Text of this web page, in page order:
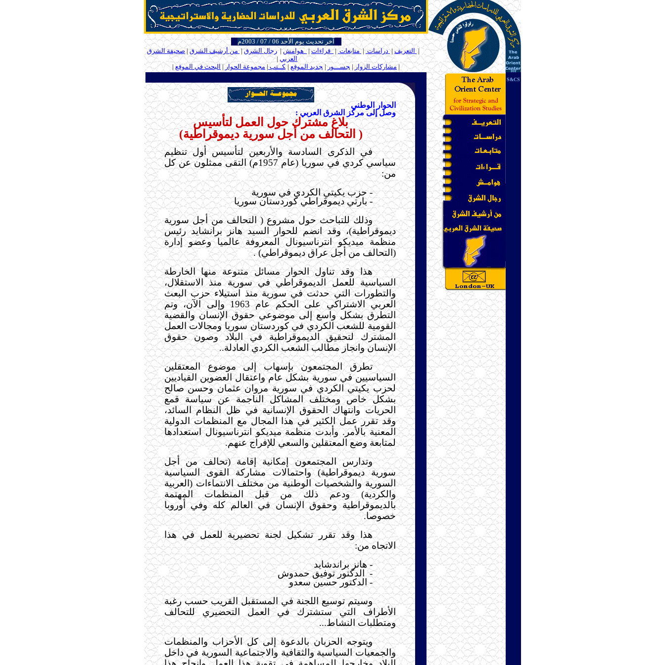
آخر تحديث يوم الأحد 06 / 07 / 2003م
ــ |التعريف |دراسات |متابعات| قراءات| هوامش| رجال الشرق| من أرشيف الشرق|صحيفة الشرق
العربي |ـ
|مشاركات الزوار| جســـور|ـجديد الموقع|ـكــتب| مجموعة الحوار | البحث في الموقع|ـ
الحوار الوطني
وصل إلى مركز الشرق العربي :
بلاغ مشترك حول العمل لتأسيس
( التحالف من أجل سورية ديموقراطية)
في الذكرى السادسة والأربعين لتأسيس أول تنظيم
سياسي كردي في سوريا (عام 1957م) التقى ممثلون عن كل
من:
- حزب يكيتي الكردي في سورية
- بارتي ديموقراطي كوردستان سوريا
وذلك للتباحث حول مشروع ( التحالف من أجل سورية
ديموقراطية)، وقد انضم للحوار السيد هانز برانشايد رئيس
منظمة ميديكو انترناسيونال المعروفة عالميا وعضو إدارة
(التحالف من أجل عراق ديموقراطي) .
هذا وقد تناول الحوار مسائل متنوعة منها الخارطة
السياسية للعمل الديموقراطي في سورية منذ الاستقلال،
والتطورات التي حدثت في سورية منذ استيلاء حزب البعث
العربي الاشتراكي على الحكم عام 1963 وإلى الآن، وتم
التطرق بشكل واسع إلى موضوعي حقوق الإنسان والقضية
القومية للشعب الكردي في كوردستان سوريا ومجالات العمل
المشترك لتحقيق الديموقراطية في البلاد وصون حقوق
الإنسان وانجاز مطالب الشعب الكردي العادلة..
تطرق المجتمعون بإسهاب إلى موضوع المعتقلين
السياسيين في سورية بشكل عام واعتقال العضوين القياديين
لحزب يكيتي الكردي في سورية مروان عثمان وحسن صالح
بشكل خاص ومختلف المشاكل الناجمة عن سياسة قمع
الحريات وانتهاك الحقوق الإنسانية في ظل النظام السائد،
وقد تقرر عمل الكثير في هذا المجال مع المنظمات الدولية
المعنية بالأمر. وأبدت منظمة ميديكو انترناسيونال استعدادها
لمتابعة وضع المعتقلين والسعي للإفراج عنهم.
وتدارس المجتمعون إمكانية إقامة (تحالف من أجل
سورية ديموقراطية) واحتمالات مشاركة القوى السياسية
السورية والشخصيات الوطنية من مختلف الانتماءات (العربية
والكردية) ودعم ذلك من قبل المنظمات المهتمة
بالديموقراطية وحقوق الإنسان في العالم كله وفي أوروبا
خصوصا.
هذا وقد تقرر تشكيل لجنة تحضيرية للعمل في هذا
الاتجاه من:
- هانز براندشايد
-
الدكتور توفيق حمدوش
- الدكتور حسين سعدو
وسيتم توسيع اللجنة في المستقبل القريب حسب رغبة
الأطراف التي ستشترك في العمل التحضيري للتحالف
ومتطلبات النشاط...
ويتوجه الحزبان بالدعوة إلى كل الأحزاب والمنظمات
والجمعيات السياسية والثقافية والاجتماعية السورية في داخل
for
S&CS